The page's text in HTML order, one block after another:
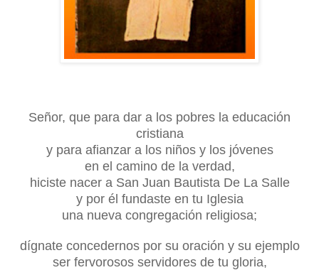
Señor, que para dar a los pobres la educación
cristiana
y para afianzar a los niños y los jóvenes
en el camino de la verdad,
hiciste nacer a San Juan Bautista De La Salle
y por él fundaste en tu Iglesia
una nueva congregación religiosa;
dígnate concedernos por su oración y su ejemplo
ser fervorosos servidores de tu gloria,